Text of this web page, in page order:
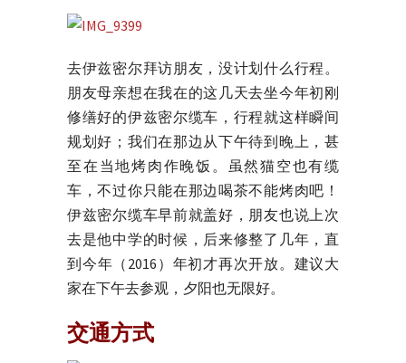
去伊兹密尔拜访朋友，没计划什么行程。
朋友母亲想在我在的这几天去坐今年初刚
修缮好的伊兹密尔缆车，行程就这样瞬间
规划好；我们在那边从下午待到晚上，甚
至在当地烤肉作晚饭。虽然猫空也有缆
车，不过你只能在那边喝茶不能烤肉吧！
伊兹密尔缆车早前就盖好，朋友也说上次
去是他中学的时候，后来修整了几年，直
到今年（2016）年初才再次开放。建议大
家在下午去参观，夕阳也无限好。
交通方式